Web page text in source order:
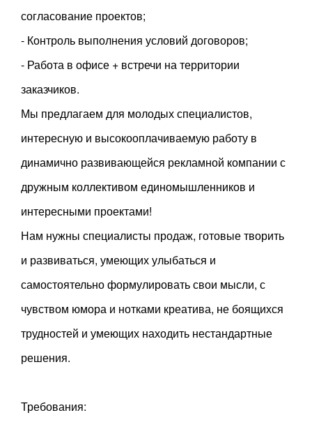
согласование проектов;
- Контроль выполнения условий договоров;
- Работа в офисе + встречи на территории
заказчиков.
Мы предлагаем для молодых специалистов,
интересную и высокооплачиваемую работу в
динамично развивающейся рекламной компании с
дружным коллективом единомышленников и
интересными проектами!
Нам нужны специалисты продаж, готовые творить
и развиваться, умеющих улыбаться и
самостоятельно формулировать свои мысли, с
чувством юмора и нотками креатива, не боящихся
трудностей и умеющих находить нестандартные
решения.
Требования: